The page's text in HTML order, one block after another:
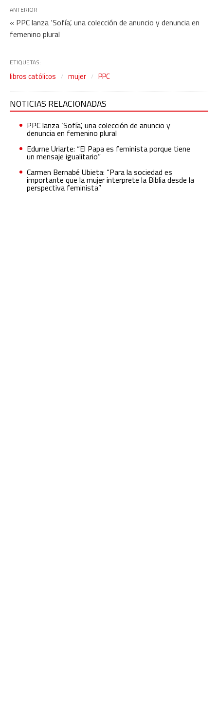
ANTERIOR
« PPC lanza ‘Sofía’, una colección de anuncio y denuncia en
femenino plural
ETIQUETAS:
libros católicos mujer PPC
NOTICIAS RELACIONADAS
PPC lanza ‘Sofía’, una colección de anuncio y
denuncia en femenino plural
Edurne Uriarte: “El Papa es feminista porque tiene
un mensaje igualitario”
Carmen Bernabé Ubieta: “Para la sociedad es
importante que la mujer interprete la Biblia desde la
perspectiva feminista”